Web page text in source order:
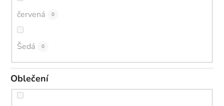
červená 0
Šedá 0
Oblečení